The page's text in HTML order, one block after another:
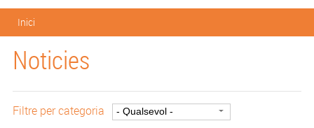
Esteu aquí
Inici
Noticies
Filtre per categoria